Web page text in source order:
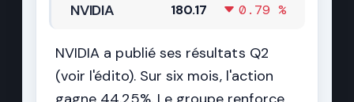
NVIDIA 180.17 0.79 %
NVIDIA a publié ses résultats Q2
(voir l'édito). Sur six mois, l'action